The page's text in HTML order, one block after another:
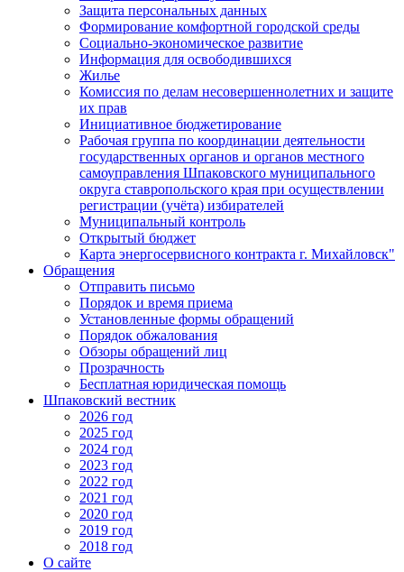
Защита персональных данных
Формирование комфортной городской среды
Социально-экономическое развитие
Информация для освободившихся
Жилье
Комиссия по делам несовершеннолетних и защите
их прав
Инициативное бюджетирование
Рабочая группа по координации деятельности
государственных органов и органов местного
самоуправления Шпаковского муниципального
округа ставропольского края при осуществлении
регистрации (учёта) избирателей
Муниципальный контроль
Открытый бюджет
Карта энергосервисного контракта г. Михайловск"
Обращения
Отправить письмо
Порядок и время приема
Установленные формы обращений
Порядок обжалования
Обзоры обращений лиц
Прозрачность
Бесплатная юридическая помощь
Шпаковский вестник
2026 год
2025 год
2024 год
2023 год
2022 год
2021 год
2020 год
2019 год
2018 год
О сайте